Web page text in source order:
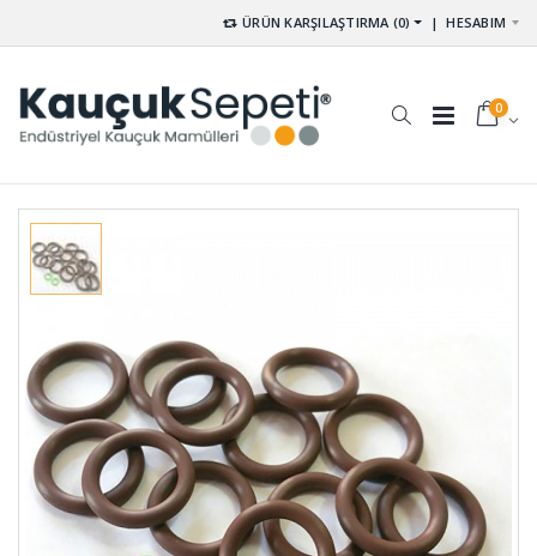
ÜRÜN KARŞILAŞTIRMA (0) |HESABIM
0
Kaput
Mandal
Palet
Lastikleri